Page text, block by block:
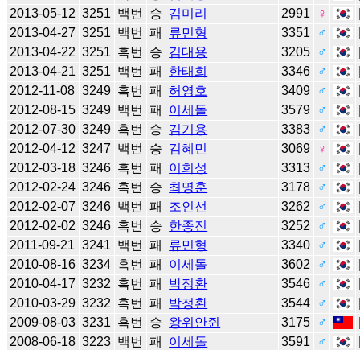
2013-05-12 3251 백번 승 김미리 2991 ♀
2013-04-27 3251 백번 패 류민형 3351 ♂
2013-04-22 3251 흑번 승 김대용 3205 ♂
2013-04-21 3251 백번 패 한태희 3346 ♂
2012-11-08 3249 흑번 패 허영호 3409 ♂
2012-08-15 3249 백번 패 이세돌 3579 ♂
2012-07-30 3249 흑번 승 김기용 3383 ♂
2012-04-12 3247 백번 승 김혜민 3069 ♀
2012-03-18 3246 흑번 패 이희성 3313 ♂
2012-02-24 3246 흑번 승 최명훈 3178 ♂
2012-02-07 3246 백번 패 조인선 3262 ♂
2012-02-02 3246 흑번 승 한종진 3252 ♂
2011-09-21 3241 백번 패 류민형 3340 ♂
2010-08-16 3234 흑번 패 이세돌 3602 ♂
2010-04-17 3232 흑번 패 박정환 3546 ♂
2010-03-29 3232 흑번 패 박정환 3544 ♂
2009-08-03 3231 흑번 승 왕위안쥔 3175 ♂
2008-06-18 3223 백번 패 이세돌 3591 ♂